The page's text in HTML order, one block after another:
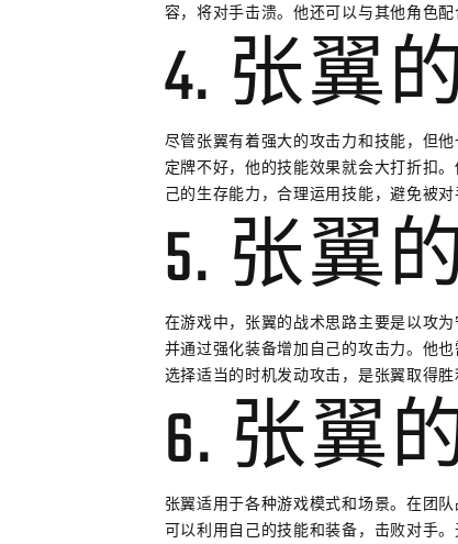
容，将对手击溃。他还可以与其他角色
4. 张翼
尽管张翼有着强大的攻击力和技能，但
定牌不好，他的技能效果就会大打折扣
己的生存能力，合理运用技能，避免被对
5. 张翼
在游戏中，张翼的战术思路主要是以攻
并通过强化装备增加自己的攻击力。他
选择适当的时机发动攻击，是张翼取得胜
6. 张翼
张翼适用于各种游戏模式和场景。在团
可以利用自己的技能和装备，击败对手